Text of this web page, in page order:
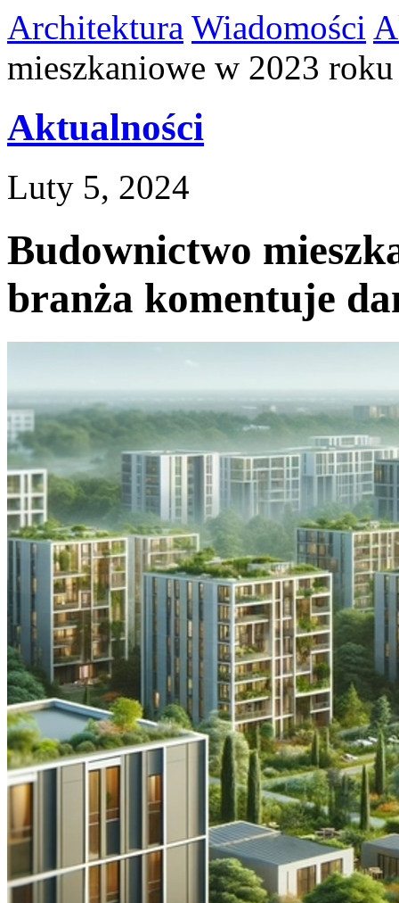
Architektura Wiadomości
mieszkaniowe w 2023
Aktualności
Luty 5, 2024
Budownictwo
branża komentuje